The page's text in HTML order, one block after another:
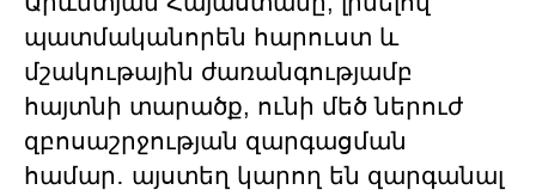
պատմականորեն հարուստ և
մշակութային ժառանգությամբ
հայտնի տարածք, ունի մեծ ներուժ
զբոսաշրջության զարգացման
համար․ այստեղ կարող են զարգանալ